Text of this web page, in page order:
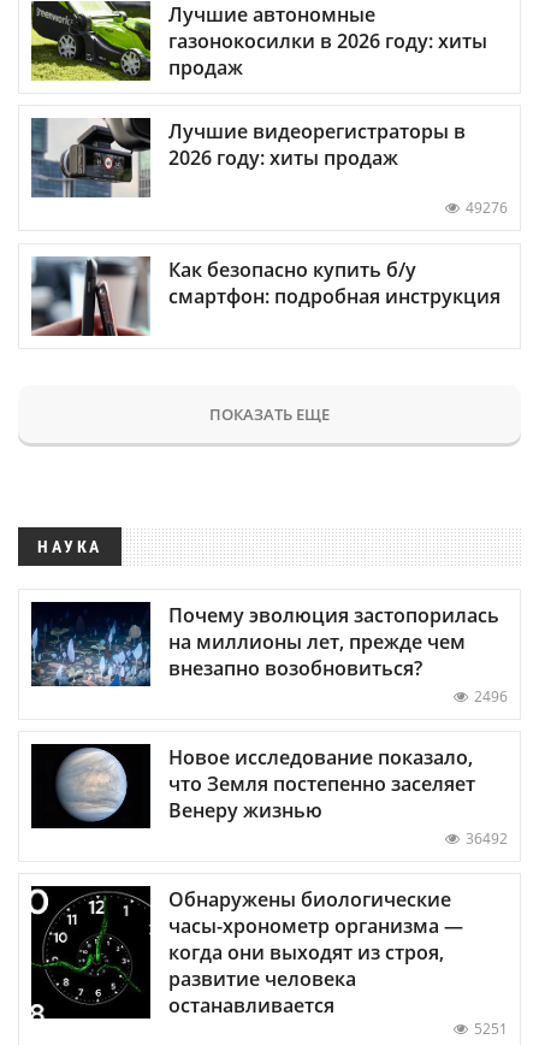
Лучшие автономные
газонокосилки в 2026 году: хиты
продаж
Лучшие видеорегистраторы в
2026 году: хиты продаж
49276
Как безопасно купить б/у
смартфон: подробная инструкция
ПОКАЗАТЬ ЕЩЕ
НАУКА
Почему эволюция застопорилась
на миллионы лет, прежде чем
внезапно возобновиться?
2496
Новое исследование показало,
что Земля постепенно заселяет
Венеру жизнью
36492
Обнаружены биологические
часы-хронометр организма —
когда они выходят из строя,
развитие человека
останавливается
5251